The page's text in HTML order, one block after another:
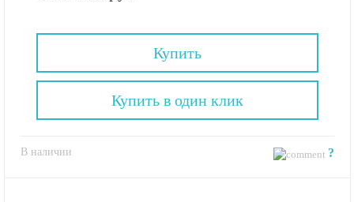
Купить
В наличии ?
Купить в один клик